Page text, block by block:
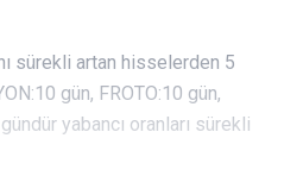
sürekli artan hisselerden 5
gün, FROTO:10 gün,
yabancı oranları sürekli